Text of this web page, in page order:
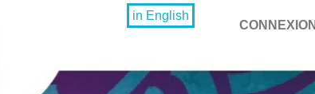
in English
CONNEXION